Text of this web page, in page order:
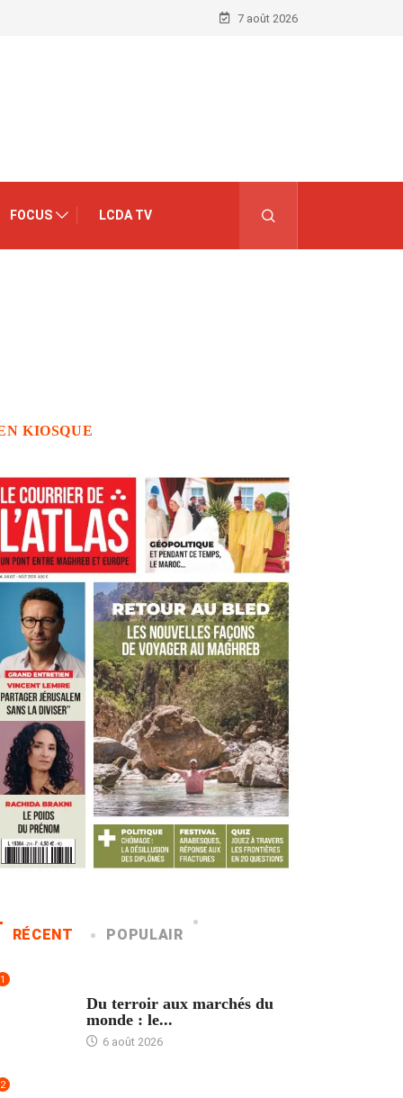
7 août 2026
FOCUS LCDA TV
KIOSQUE
RÉCENT POPULAIR
1
Du terroir aux marchés du
monde : le...
6 août 2026
2